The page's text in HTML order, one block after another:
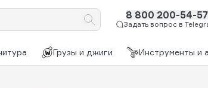
8 800 200-54-57
Задать вопрос в
Грузы и джиги Инструменты и